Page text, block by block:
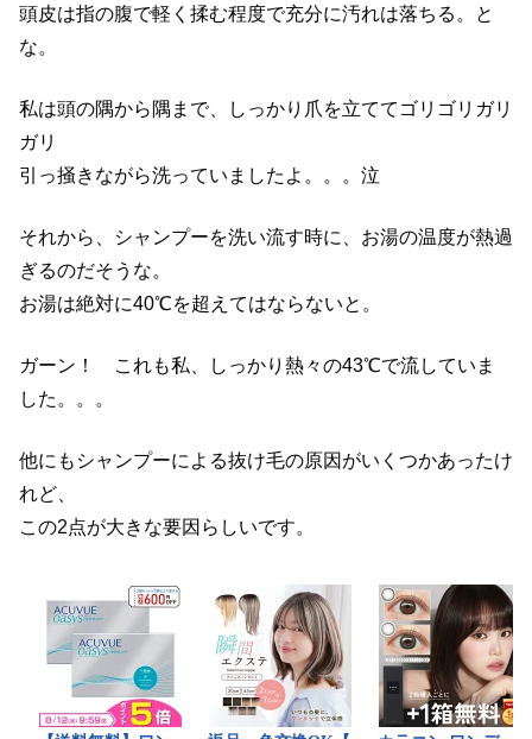
頭皮は指の腹で軽く揉む程度で充分に汚れは落ちる。と
な。
私は頭の隅から隅まで、しっかり爪を立ててゴリゴリガリ
ガリ
引っ掻きながら洗っていましたよ。。。泣
それから、シャンプーを洗い流す時に、お湯の温度が熱過
ぎるのだそうな。
お湯は絶対に40℃を超えてはならないと。
ガーン！ これも私、しっかり熱々の43℃で流していま
した。。。
他にもシャンプーによる抜け毛の原因がいくつかあったけ
れど、
この2点が大きな要因らしいです。